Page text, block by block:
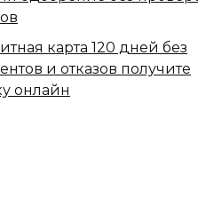
карта 120 дней без
и отказов получите
онлайн